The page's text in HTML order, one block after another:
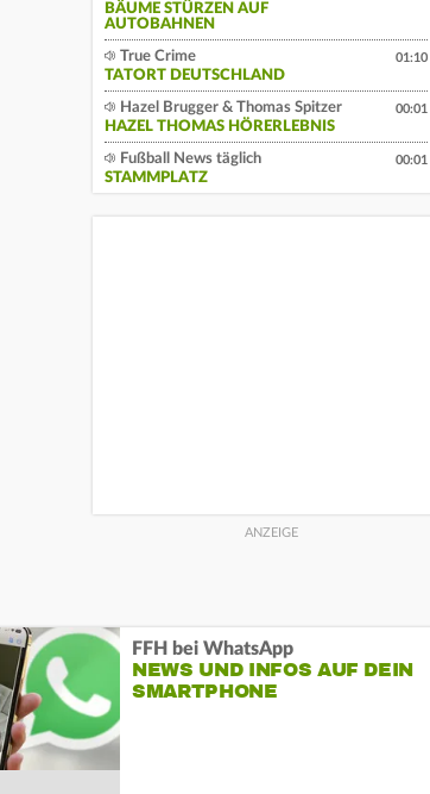
BÄUME STÜRZEN AUF
AUTOBAHNEN
True Crime
TATORT DEUTSCHLAND
01:10
Hazel Brugger & Thomas Spitzer
HAZEL THOMAS HÖRERLEBNIS
00:01
Fußball News täglich
STAMMPLATZ
00:01
FFH bei WhatsApp
NEWS UND INFOS AUF DEIN
SMARTPHONE